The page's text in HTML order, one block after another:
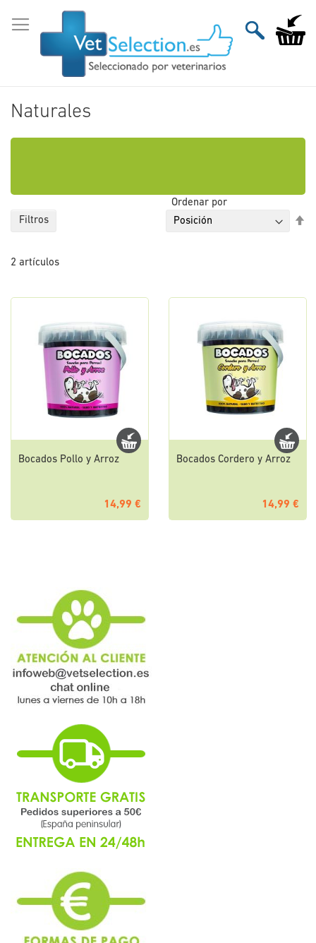
al
contenido
Mi
Naturales
2 artículos
Ordenar por
Bocados Pollo y Arroz
14,99 €
Bocados Cordero y Arroz
14,99 €
Filtros